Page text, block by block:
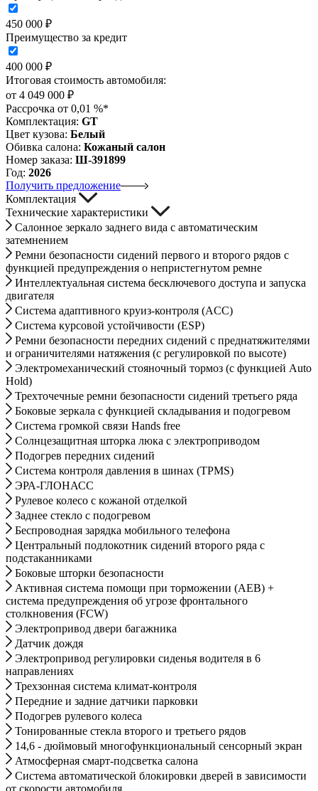
450 000 ₽
Преимущество за кредит
400 000 ₽
Итоговая стоимость автомобиля:
от 4 049 000 ₽
Рассрочка от 0,01 %*
Комплектация: GT
Цвет кузова: Белый
Обивка салона: Кожаный салон
Номер заказа: Ш-391899
Год: 2026
Получить предложение
Комплектация
Технические характеристики
Салонное зеркало заднего вида с автоматическим
затемнением
Ремни безопасности сидений первого и второго рядов с
функцией предупреждения о непристегнутом ремне
Интеллектуальная система бесключевого доступа и запуска
двигателя
Система адаптивного круиз-контроля (ACC)
Система курсовой устойчивости (ESP)
Ремни безопасности передних сидений с преднатяжителями
и ограничителями натяжения (с регулировкой по высоте)
Электромеханический стояночный тормоз (с функцией Auto
Hold)
Трехточечные ремни безопасности сидений третьего ряда
Боковые зеркала с функцией складывания и подогревом
Система громкой связи Hands free
Солнцезащитная шторка люка с электроприводом
Подогрев передних сидений
Система контроля давления в шинах (TPMS)
ЭРА-ГЛОНАСС
Рулевое колесо с кожаной отделкой
Заднее стекло с подогревом
Беспроводная зарядка мобильного телефона
Центральный подлокотник сидений второго ряда с
подстаканниками
Боковые шторки безопасности
Активная система помощи при торможении (AEB) +
система предупреждения об угрозе фронтального
столкновения (FCW)
Электропривод двери багажника
Датчик дождя
Электропривод регулировки сиденья водителя в 6
направлениях
Трехзонная система климат-контроля
Передние и задние датчики парковки
Подогрев рулевого колеса
Тонированные стекла второго и третьего рядов
14,6 - дюймовый многофункциональный сенсорный экран
Атмосферная смарт-подсветка салона
Система автоматической блокировки дверей в зависимости
от скорости автомобиля